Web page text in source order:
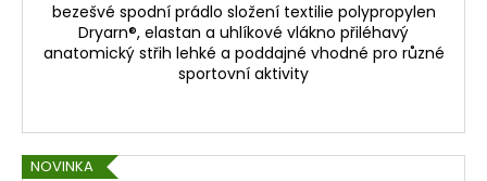
bezešvé spodní prádlo složení textilie polypropylen
Dryarn®, elastan a uhlíkové vlákno přiléhavý
anatomický střih lehké a poddajné vhodné pro různé
sportovní aktivity
NOVINKA